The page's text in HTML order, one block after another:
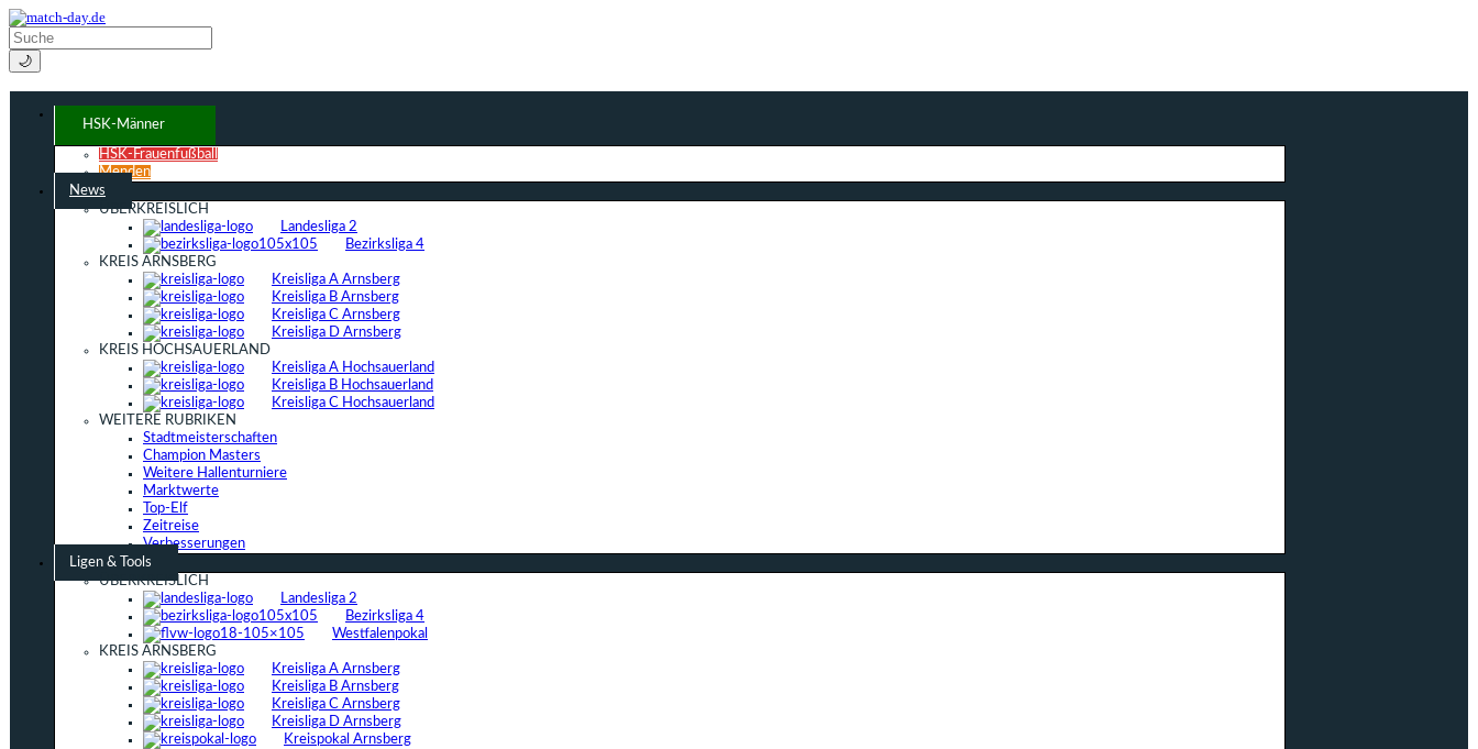
🌙
HSK-Männer
HSK-Frauenfußball
Menden
News
ÜBERKREISLICH
Landesliga 2
Bezirksliga 4
KREIS ARNSBERG
Kreisliga A Arnsberg
Kreisliga B Arnsberg
Kreisliga C Arnsberg
Kreisliga D Arnsberg
KREIS HOCHSAUERLAND
Kreisliga A Hochsauerland
Kreisliga B Hochsauerland
Kreisliga C Hochsauerland
WEITERE RUBRIKEN
Stadtmeisterschaften
Champion Masters
Weitere Hallenturniere
Marktwerte
Top-Elf
Zeitreise
Verbesserungen
Ligen & Tools
ÜBERKREISLICH
Landesliga 2
Bezirksliga 4
Westfalenpokal
KREIS ARNSBERG
Kreisliga A Arnsberg
Kreisliga B Arnsberg
Kreisliga C Arnsberg
Kreisliga D Arnsberg
Kreispokal Arnsberg